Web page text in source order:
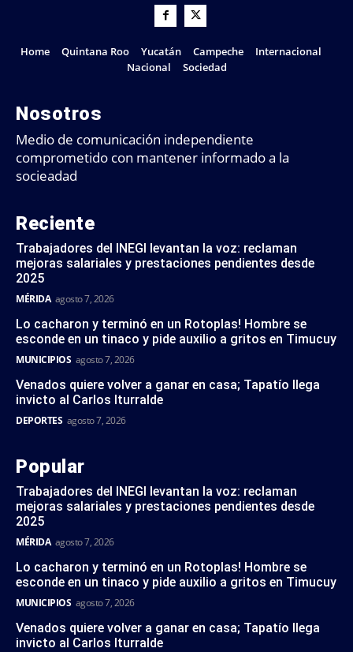
Home Quintana Roo Yucatán Campeche
Internacional
Nacional
Sociedad
Nosotros
Medio de comunicación independiente
comprometido con mantener informado a la
socieadad
Reciente
Trabajadores del INEGI levantan la voz: reclaman
mejoras salariales y prestaciones pendientes desde
2025
MÉRIDA agosto 7, 2026
Lo cacharon y terminó en un Rotoplas! Hombre se
esconde en un tinaco y pide auxilio a gritos en Timucuy
MUNICIPIOS agosto 7, 2026
Venados quiere volver a ganar en casa; Tapatío llega
invicto al Carlos Iturralde
DEPORTES agosto 7, 2026
Popular
Trabajadores del INEGI levantan la voz: reclaman
mejoras salariales y prestaciones pendientes desde
2025
MÉRIDA agosto 7, 2026
Lo cacharon y terminó en un Rotoplas! Hombre se
esconde en un tinaco y pide auxilio a gritos en Timucuy
MUNICIPIOS agosto 7, 2026
Venados quiere volver a ganar en casa; Tapatío llega
invicto al Carlos Iturralde